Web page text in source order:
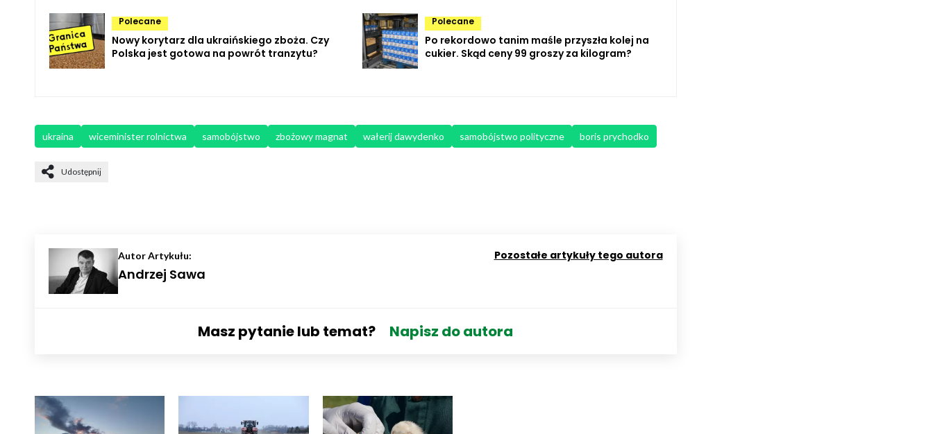
Polecane
Nowy korytarz dla ukraińskiego zboża. Czy
Polska jest gotowa na powrót tranzytu?
Polecane
Po rekordowo tanim maśle przyszła kolej na
cukier. Skąd ceny 99 groszy za kilogram?
ukraina wiceminister rolnictwa samobójstwo zbożowy magnat wałerij dawydenko samobójstwo polityczne boris prychodko
Udostępnij
Autor Artykułu:
Andrzej Sawa
Pozostałe artykuły tego autora
Masz pytanie lub temat? Napisz do autora